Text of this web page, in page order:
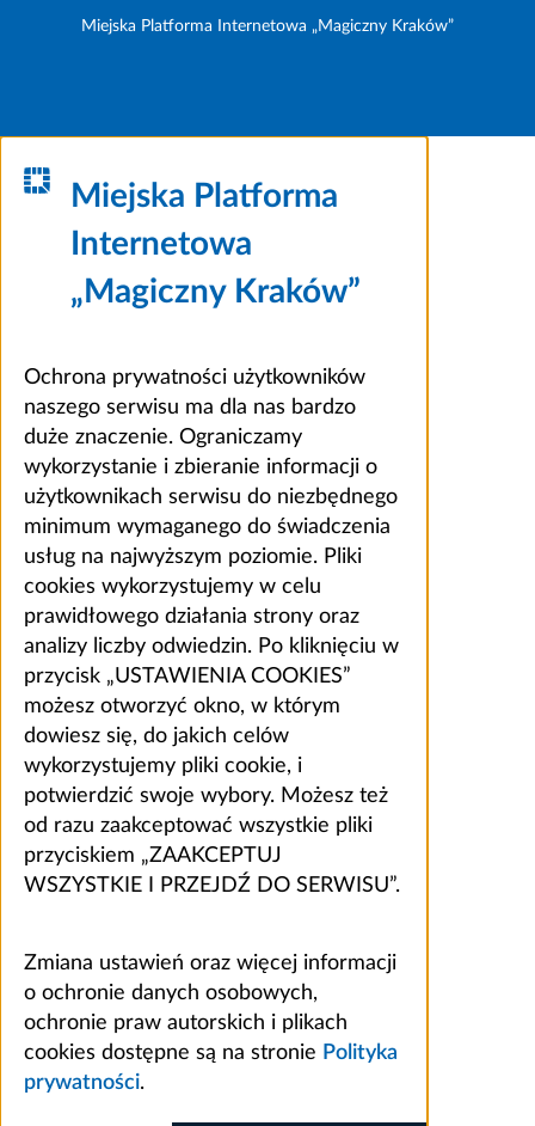
Miejska Platforma Internetowa „Magiczny Kraków”
Miejska Platforma
Internetowa
„Magiczny Kraków”
Ochrona prywatności użytkowników
naszego serwisu ma dla nas bardzo
duże znaczenie. Ograniczamy
wykorzystanie i zbieranie informacji o
użytkownikach serwisu do niezbędnego
minimum wymaganego do świadczenia
usług na najwyższym poziomie. Pliki
cookies wykorzystujemy w celu
prawidłowego działania strony oraz
analizy liczby odwiedzin. Po kliknięciu w
przycisk „USTAWIENIA COOKIES”
możesz otworzyć okno, w którym
dowiesz się, do jakich celów
wykorzystujemy pliki cookie, i
potwierdzić swoje wybory. Możesz też
od razu zaakceptować wszystkie pliki
przyciskiem „ZAAKCEPTUJ
WSZYSTKIE I PRZEJDŹ DO SERWISU”.
Zmiana ustawień oraz więcej informacji
o ochronie danych osobowych,
ochronie praw autorskich i plikach
cookies dostępne są na stronie Polityka
prywatności.